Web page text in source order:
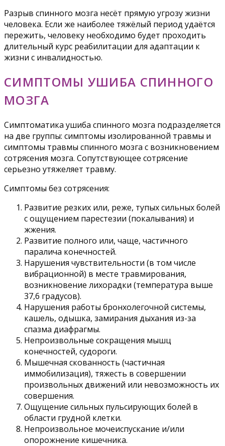
Разрыв спинного мозга несёт прямую угрозу жизни
человека. Если же наиболее тяжёлый период удаётся
пережить, человеку необходимо будет проходить
длительный курс реабилитации для адаптации к
жизни с инвалидностью.
СИМПТОМЫ УШИБА СПИННОГО
МОЗГА
Симптоматика ушиба спинного мозга подразделяется
на две группы: симптомы изолированной травмы и
симптомы травмы спинного мозга с возникновением
сотрясения мозга. Сопутствующее сотрясение
серьезно утяжеляет травму.
Симптомы без сотрясения:
Развитие резких или, реже, тупых сильных болей
с ощущением парестезии (покалывания) и
жжения.
Развитие полного или, чаще, частичного
паралича конечностей.
Нарушения чувствительности (в том числе
вибрационной) в месте травмирования,
возникновение лихорадки (температура выше
37,6 градусов).
Нарушения работы бронхолегочной системы,
кашель, одышка, замирания дыхания из-за
спазма диафрагмы.
Непроизвольные сокращения мышц
конечностей, судороги.
Мышечная скованность (частичная
иммобилизация), тяжесть в совершении
произвольных движений или невозможность их
совершения.
Ощущение сильных пульсирующих болей в
области грудной клетки.
Непроизвольное мочеиспускание и/или
опорожнение кишечника.